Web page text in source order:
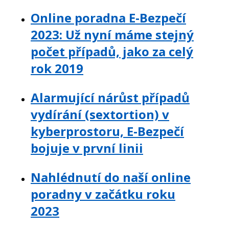
Online poradna E-Bezpečí
2023: Už nyní máme stejný
počet případů, jako za celý
rok 2019
Alarmující nárůst případů
vydírání (sextortion) v
kyberprostoru, E-Bezpečí
bojuje v první linii
Nahlédnutí do naší online
poradny v začátku roku
2023